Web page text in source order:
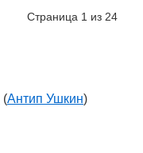
Страница 1 из 24
(Антип Ушкин)